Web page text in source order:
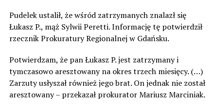
Pudelek ustalił, że wśród zatrzymanych znalazł się
Łukasz P., mąż Sylwii Peretti. Informację tę potwierdził
rzecznik Prokuratury Regionalnej w Gdańsku.
Potwierdzam, że pan Łukasz P. jest zatrzymany i
tymczasowo aresztowany na okres trzech miesięcy. (…)
Zarzuty usłyszał również jego brat. On jednak nie został
aresztowany – przekazał prokurator Mariusz Marciniak.